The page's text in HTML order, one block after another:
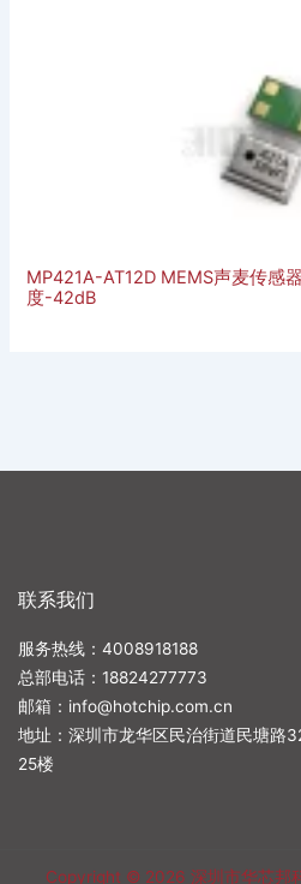
MP421A-AT12D MEMS声麦传感
度-42dB
联系我们
服务热线：4008918188
总部电话： 18824277773
邮箱： info@hotchip.com.cn
地址：深圳市龙华区民治街道民塘路
25楼
Copyright © 2026 深圳市华芯邦